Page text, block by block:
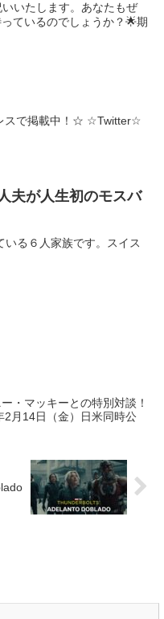
いたします。あなたもぜ
ているのでしょうか？🌟期
スで掲載中！☆ ☆Twitter☆
夫が人生初のモスバ
る６人家族です。スイス
・マッキーとの特別対談！
2月14日（金）日米同時公